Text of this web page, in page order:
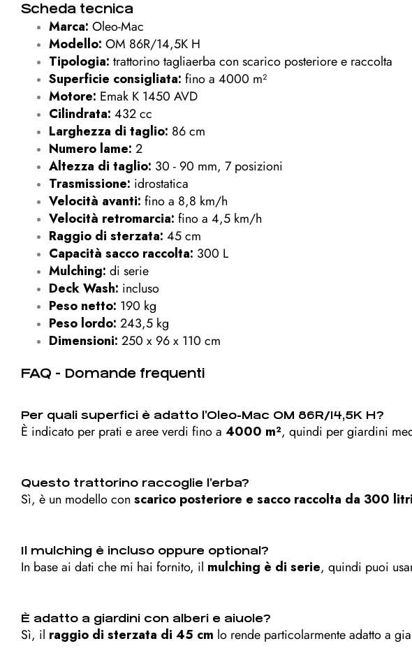
Scheda tecnica
Marca: Oleo-Mac
Modello: OM 86R/14,5K H
Tipologia: trattorino tagliaerba con scarico posteriore e raccolta
Superficie consigliata: fino a 4000 m²
Motore: Emak K 1450 AVD
Cilindrata: 432 cc
Larghezza di taglio: 86 cm
Numero lame: 2
Altezza di taglio: 30 - 90 mm, 7 posizioni
Trasmissione: idrostatica
Velocità avanti: fino a 8,8 km/h
Velocità retromarcia: fino a 4,5 km/h
Raggio di sterzata: 45 cm
Capacità sacco raccolta: 300 L
Mulching: di serie
Deck Wash: incluso
Peso netto: 190 kg
Peso lordo: 243,5 kg
Dimensioni: 250 x 96 x 110 cm
FAQ - Domande frequenti
Per quali superfici è adatto l’Oleo-Mac OM 86R/14,5K H?
È indicato per prati e aree verdi fino a 4000 m², quindi per giardini
Questo trattorino raccoglie l’erba?
Sì, è un modello con scarico posteriore e sacco raccolta da 300 litri
Il mulching è incluso oppure optional?
In base ai dati che mi hai fornito, il mulching è di serie, quindi puoi
È adatto a giardini con alberi e aiuole?
Sì, il raggio di sterzata di 45 cm lo rende particolarmente adatto a